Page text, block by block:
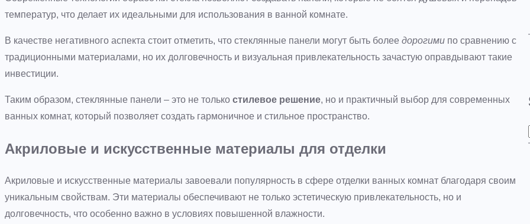
температур, что делает их идеальными для использования в ванной комнате.
В качестве негативного аспекта стоит отметить, что стеклянные панели могут быть более дорогими по сравнению с
традиционными материалами, но их долговечность и визуальная привлекательность зачастую оправдывают такие
инвестиции.
Таким образом, стеклянные панели – это не только стилевое решение, но и практичный выбор для современных
ванных комнат, который позволяет создать гармоничное и стильное пространство.
Акриловые и искусственные материалы для отделки
Акриловые и искусственные материалы завоевали популярность в сфере отделки ванных комнат благодаря своим
уникальным свойствам. Эти материалы обеспечивают не только эстетическую привлекательность, но и
долговечность, что особенно важно в условиях повышенной влажности.